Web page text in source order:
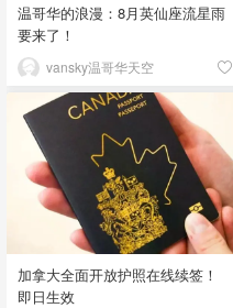
温哥华的浪漫：8月英仙座流星雨
要来了！
vansky温哥华天空
加拿大全面开放护照在线续签！
即日生效